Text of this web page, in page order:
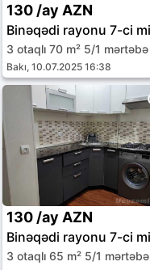
130 /ay AZN
3 otaqlı 70 m² 5/1 mərtəbə
Bakı, 10.07.2025 16:38
130 /ay AZN
3 otaqlı 65 m² 5/1 mərtəbə